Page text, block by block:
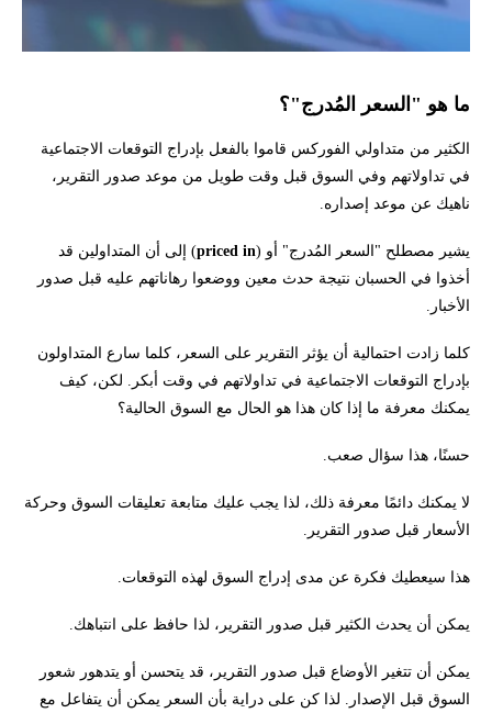
ما هو "السعر المُدرج"؟
الكثير من متداولي الفوركس قاموا بالفعل بإدراج التوقعات الاجتماعية
في تداولاتهم وفي السوق قبل وقت طويل من موعد صدور التقرير،
ناهيك عن موعد إصداره.
يشير مصطلح "السعر المُدرج" أو (priced in) إلى أن المتداولين قد
أخذوا في الحسبان نتيجة حدث معين ووضعوا رهاناتهم عليه قبل صدور
الأخبار.
كلما زادت احتمالية أن يؤثر التقرير على السعر، كلما سارع المتداولون
بإدراج التوقعات الاجتماعية في تداولاتهم في وقت أبكر. لكن، كيف
يمكنك معرفة ما إذا كان هذا هو الحال مع السوق الحالية؟
حسنًا، هذا سؤال صعب.
لا يمكنك دائمًا معرفة ذلك، لذا يجب عليك متابعة تعليقات السوق وحركة
الأسعار قبل صدور التقرير.
هذا سيعطيك فكرة عن مدى إدراج السوق لهذه التوقعات.
يمكن أن يحدث الكثير قبل صدور التقرير، لذا حافظ على انتباهك.
يمكن أن تتغير الأوضاع قبل صدور التقرير، قد يتحسن أو يتدهور شعور
السوق قبل الإصدار. لذا كن على دراية بأن السعر يمكن أن يتفاعل مع